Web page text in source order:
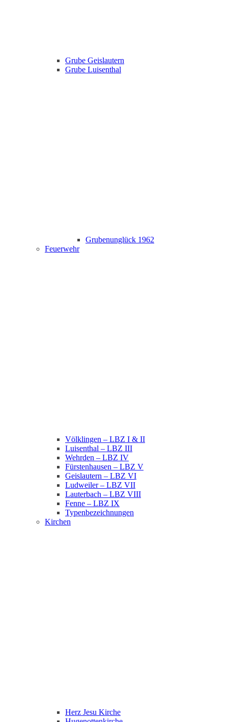
Grube Geislautern
Grube Luisenthal
Grubenunglück 1962
Feuerwehr
Völklingen – LBZ I & II
Luisenthal – LBZ III
Wehrden – LBZ IV
Fürstenhausen – LBZ V
Geislautern – LBZ VI
Ludweiler – LBZ VII
Lauterbach – LBZ VIII
Fenne – LBZ IX
Typenbezeichnungen
Kirchen
Herz Jesu Kirche